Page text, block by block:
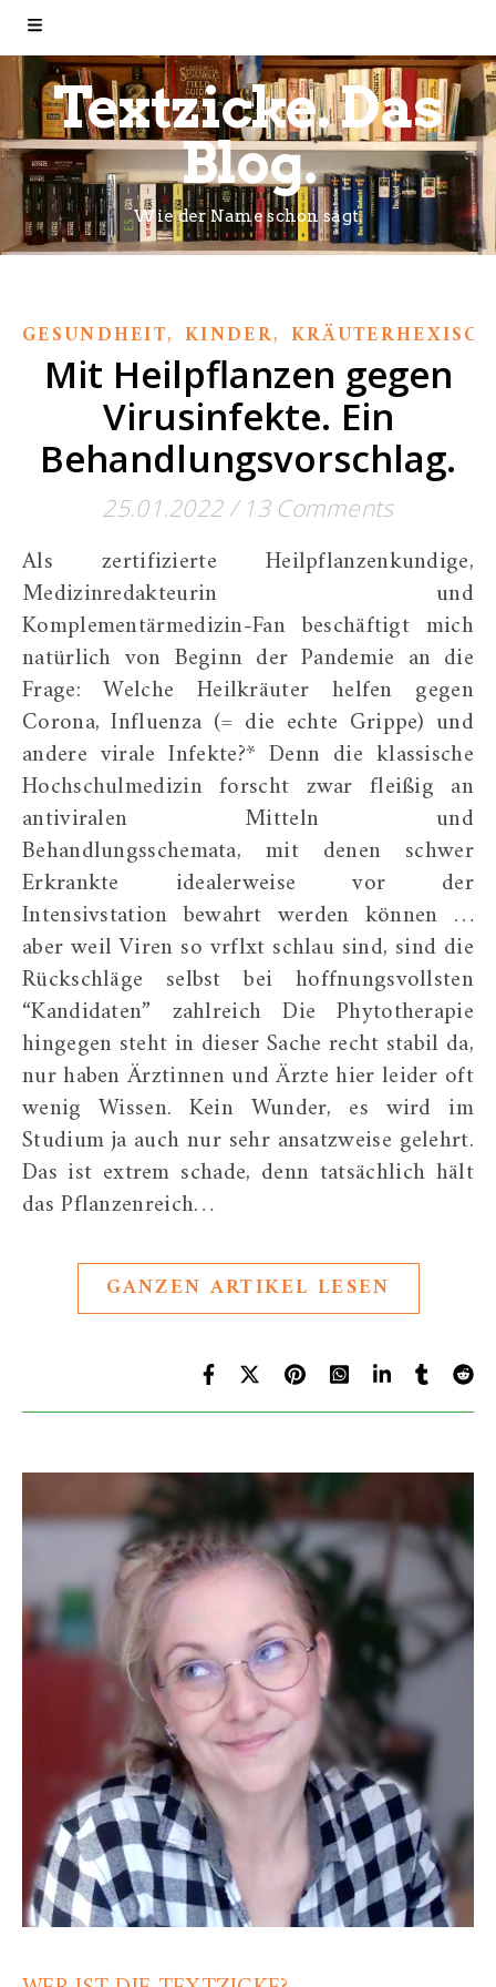
Textzicke. Das
Blog.
Wie der Name schon sagt.
GESUNDHEIT, KINDER,
Mit Heilpflanzen gegen
Virusinfekte. Ein
Behandlungsvorschlag.
25.01.2022 / 13 Comments
Als zertifizierte Heilpflanzenkundige,
Medizinredakteurin und
Komplementärmedizin-Fan beschäftigt mich
natürlich von Beginn der Pandemie an die
Frage: Welche Heilkräuter helfen gegen
Corona, Influenza (= die echte Grippe) und
andere virale Infekte?* Denn die klassische
Hochschulmedizin forscht zwar fleißig an
antiviralen Mitteln und
Behandlungsschemata, mit denen schwer
Erkrankte idealerweise vor der
Intensivstation bewahrt werden können …
aber weil Viren so vrflxt schlau sind, sind die
Rückschläge selbst bei hoffnungsvollsten
“Kandidaten” zahlreich Die Phytotherapie
hingegen steht in dieser Sache recht stabil da,
nur haben Ärztinnen und Ärzte hier leider oft
wenig Wissen. Kein Wunder, es wird im
Studium ja auch nur sehr ansatzweise gelehrt.
Das ist extrem schade, denn tatsächlich hält
das Pflanzenreich…
GANZEN ARTIKEL LESEN